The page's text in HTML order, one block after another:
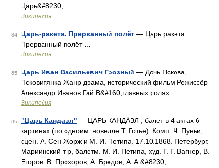
Царь&#8230; …
Википедия
84 Царь-ракета. Прерванный полёт — Царь ракета.
Прерванный полёт …
Википедия
85 Царь Иван Васильевич Грозный — Дочь Пскова,
Псковитянка Жанр драма, исторический фильм Режиссёр
Александр Иванов Гай В&#160;главных ролях …
Википедия
86 "Царь Кандавл" — ЦАРЬ КАНДÁВЛ , балет в 4 актах 6
картинах (по одноим. новелле Т. Готье). Комп. Ч. Пуньи,
сцен. А. Сен Жорж и М. И. Петипа. 17.10.1868, Петербург,
Мариинский т р, балетм. М. И. Петипа, худ. Г. Г. Вагнер, В.
Егоров, В. Прохоров, А. Бредов, A. A.&#8230; …